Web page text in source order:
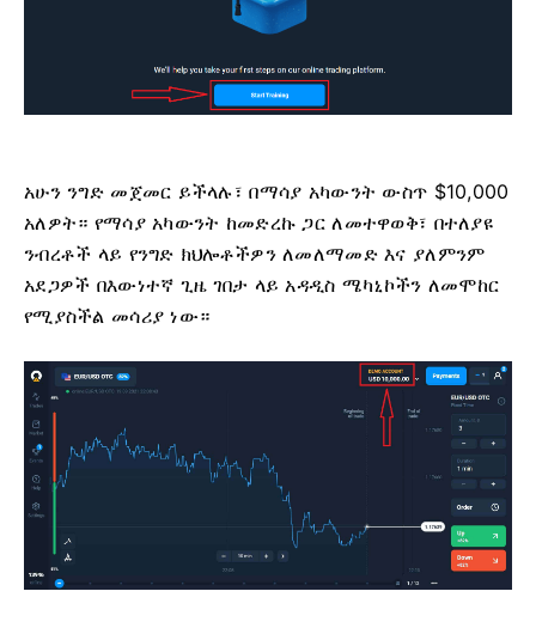
አሁን ንግድ መጀመር ይችላሉ፣ በማሳያ አካውንት ውስጥ $10,000
አለዎት። የማሳያ አካውንት ከመድረኩ ጋር ለመተዋወቅ፣ በተለያዩ
ንብረቶች ላይ የንግድ ክህሎቶችዎን ለመለማመድ እና ያለምንም
አደጋዎች በእውነተኛ ጊዜ ገበታ ላይ አዳዲስ ሜካኒኮችን ለመሞከር
የሚያስችል መሳሪያ ነው።